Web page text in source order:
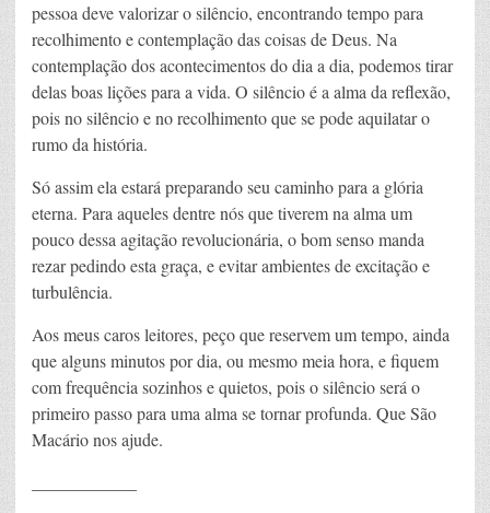
pessoa deve valorizar o silêncio, encontrando tempo para
recolhimento e contemplação das coisas de Deus. Na
contemplação dos acontecimentos do dia a dia, podemos tirar
delas boas lições para a vida. O silêncio é a alma da reflexão,
pois no silêncio e no recolhimento que se pode aquilatar o
rumo da história.
Só assim ela estará preparando seu caminho para a glória
eterna. Para aqueles dentre nós que tiverem na alma um
pouco dessa agitação revolucionária, o bom senso manda
rezar pedindo esta graça, e evitar ambientes de excitação e
turbulência.
Aos meus caros leitores, peço que reservem um tempo, ainda
que alguns minutos por dia, ou mesmo meia hora, e fiquem
com frequência sozinhos e quietos, pois o silêncio será o
primeiro passo para uma alma se tornar profunda. Que São
Macário nos ajude.